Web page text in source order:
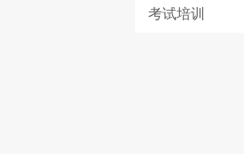
考试培训